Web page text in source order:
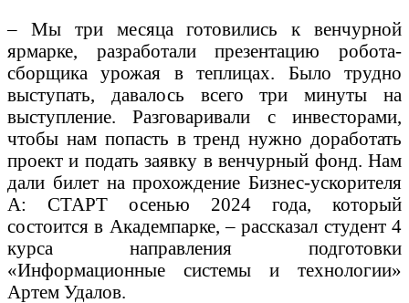
– Мы три месяца готовились к венчурной
ярмарке, разработали презентацию робота-
сборщика урожая в теплицах. Было трудно
выступать, давалось всего три минуты на
выступление. Разговаривали с инвесторами,
чтобы нам попасть в тренд нужно доработать
проект и подать заявку в венчурный фонд. Нам
дали билет на прохождение Бизнес-ускорителя
А: СТАРТ осенью 2024 года, который
состоится в Академпарке, – рассказал студент 4
курса направления подготовки
«Информационные системы и технологии»
Артем Удалов.